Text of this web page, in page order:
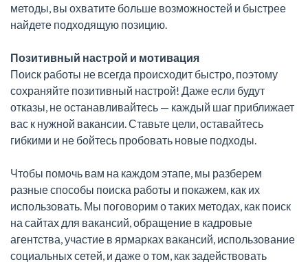
методы, вы охватите больше возможностей и быстрее
найдете подходящую позицию.
Позитивный настрой и мотивация
Поиск работы не всегда происходит быстро, поэтому
сохраняйте позитивный настрой! Даже если будут
отказы, не останавливайтесь — каждый шаг приближает
вас к нужной вакансии. Ставьте цели, оставайтесь
гибкими и не бойтесь пробовать новые подходы.
Чтобы помочь вам на каждом этапе, мы разберем
разные способы поиска работы и покажем, как их
использовать. Мы поговорим о таких методах, как поиск
на сайтах для вакансий, обращение в кадровые
агентства, участие в ярмарках вакансий, использование
социальных сетей, и даже о том, как задействовать